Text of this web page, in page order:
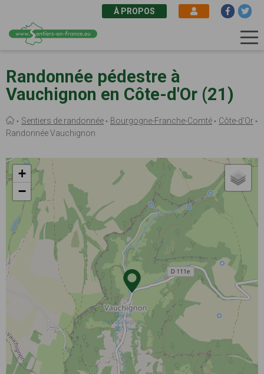
au
contenu
principal
À PROPOS
Randonnée pédestre à
Vauchignon en Côte-d'Or (21)
Fil
d'Ariane
Sentiers de randonnée Bourgogne-Franche-Comté
Côte-d'Or
Randonnée Vauchignon
+
−